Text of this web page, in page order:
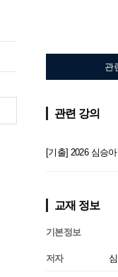
관
관련 강의
[기출] 2026 심승
교재 정보
기본정보
저자